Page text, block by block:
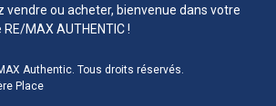
vendre ou acheter, bienvenue dans votre
MAX AUTHENTIC !
Authentic. Tous droits réservés.
Place